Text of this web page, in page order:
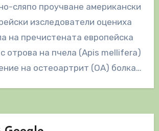
сляпо проучване американски
изследователи оцениха
на пречистената европейска
отрова на пчела (Apis mellifera)
на остеоартрит (ОА) болка в